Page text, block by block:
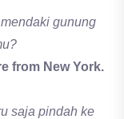
gunung
from New York.
saja pindah ke